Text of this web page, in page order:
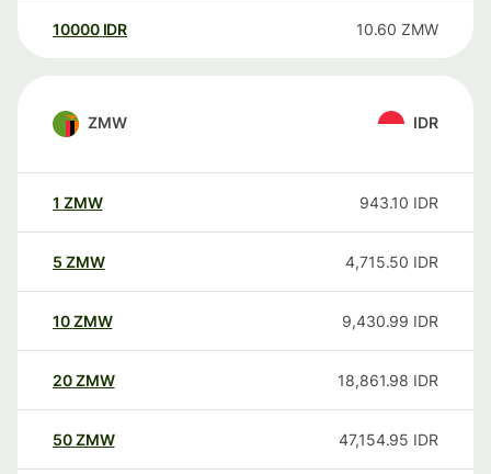
10000 IDR 10.60 ZMW
ZMW IDR
1 ZMW 943.10 IDR
5 ZMW 4,715.50 IDR
10ZMW 9,430.99 IDR
20ZMW 18,861.98 IDR
50ZMW 47,154.95 IDR